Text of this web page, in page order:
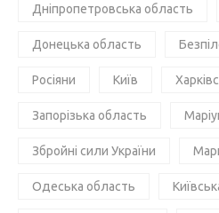
Дніпропетровська область
Донецька область
Росіяни Київ
Запорізька область
Збройні сили України
Одеська область